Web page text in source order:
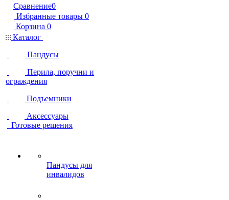
Сравнение0
Избранные товары 0
Корзина 0
Каталог
Пандусы
Перила, поручни и
ограждения
Подъемники
Аксессуары
Готовые решения
Пандусы для
инвалидов